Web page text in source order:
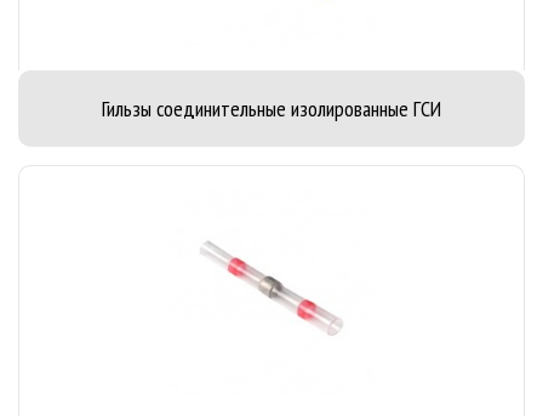
Гильзы соединительные изолированные ГСИ